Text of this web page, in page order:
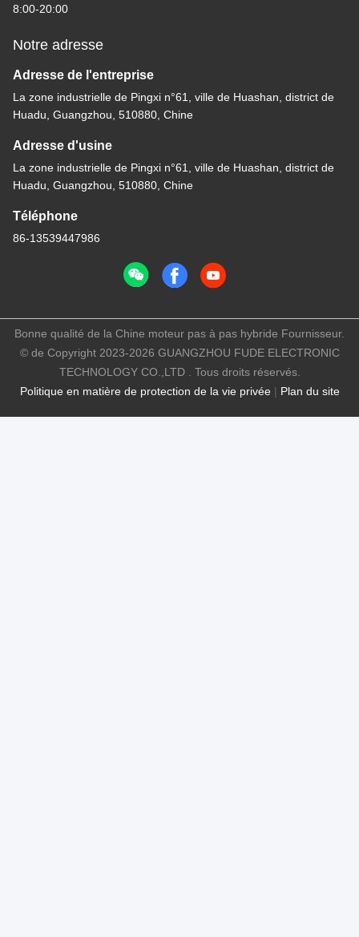
8:00-20:00
Notre adresse
Adresse de l'entreprise
La zone industrielle de Pingxi n°61, ville de Huashan, district de
Huadu, Guangzhou, 510880, Chine
Adresse d'usine
La zone industrielle de Pingxi n°61, ville de Huashan, district de
Huadu, Guangzhou, 510880, Chine
Téléphone
86-13539447986
Politique en matière de protection de la vie privée| Plan du site
Bonne qualité de la Chine moteur pas à pas hybride Fournisseur.
© de Copyright 2023-2026 GUANGZHOU FUDE ELECTRONIC
TECHNOLOGY CO.,LTD . Tous droits réservés.